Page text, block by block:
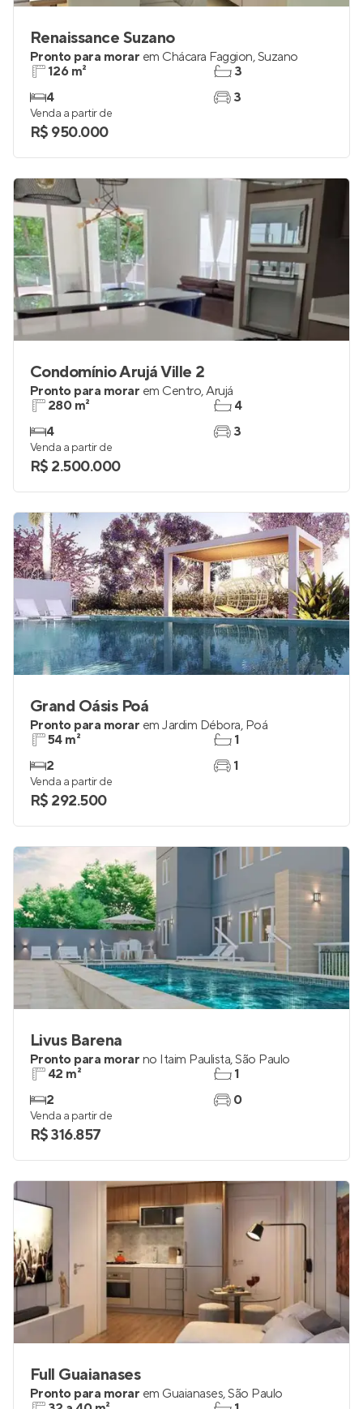
Renaissance Suzano
Pronto para morar em Chácara Faggion,Suzano
126 m²
4
3
3
Venda a partir de
R$ 950.000
Condomínio Arujá Ville 2
Pronto para morar em Centro,Arujá
280 m²
4
4
3
Venda a partir de
R$ 2.500.000
Grand Oásis Poá
Pronto para morar em Jardim Débora, Poá
54 m²
2
1
1
Venda a partir de
R$ 292.500
Livus Barena
Pronto para morar no Itaim Paulista,São Paulo
42 m²
2
1
0
Venda a partir de
R$ 316.857
Full Guaianases
Pronto para morar em Guaianases,São Paulo